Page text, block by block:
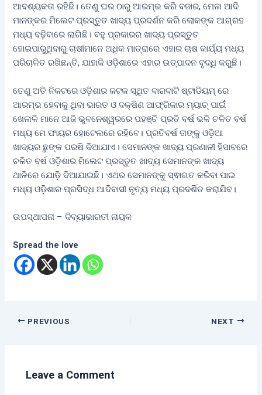
ଆବଶ୍ୟକତା ରହିଛି। ତେଣୁ ଘର ଠାରୁ ଆରମ୍ଭ କରି ବଜାର, ମେଳା ଆଦି
ମାନଙ୍କର ମିଲେଟ ପ୍ରସ୍ତୁତ ଖାଦ୍ୟ ପ୍ରଦର୍ଶନ କରି ଲୋକଙ୍କ ଆଗ୍ରହ
ମଧ୍ୟ ବଢ଼ିବାରେ ଲାଗିଛି। ବହୁ ପ୍ରକାରର ଖାଦ୍ୟ ପ୍ରସ୍ତୁତ
ହୋଇପାରୁଥିବାରୁ ଚାଷୀମାନେ ଅଧିକ ମାତ୍ରାରେ ଏହାର ଚାଷ କାର୍ଯ୍ୟ ମଧ୍ୟ
ପରିଚାଳିତ ରଖିଛନ୍ତି, ଯାହାକି ଓଡ଼ିଶାରେ ଏହାର ଉତ୍ପାଦନ ବୃଦ୍ଧି କରୁଛି।
ତେଣୁ ଅତି ନିକଟରେ ଓଡ଼ିଶାର କଟକ ସ୍ଥିତ ବାରବାଟି ଷ୍ଟାଡିୟମ୍ ରେ
ଆରମ୍ଭ ହେବାକୁ ଥିବା ଭାରତ ଓ ଦକ୍ଷିଣ ଆଫ୍ରିକାର ମ୍ୟାଚ୍ ପାଇଁ
ଖେଳାଳି ମାନେ ଆଜି ଭୁବନେଶ୍ୱରରେ ପହଞ୍ଚି ପ୍ରତି ବର୍ଷ ଭଳି ଚଳିତ ବର୍ଷ
ମଧ୍ୟ ମେ ଫାୟର ହୋଟେଲରେ ରହିବେ। ପ୍ରତିବର୍ଷ ତାଙ୍କୁ ଓଡ଼ିଆ
ଖାଦ୍ୟର ଛୁଙ୍କ ପରଷି ଦିଆଯାଏ। ସେମାନଙ୍କ ଖାଦ୍ୟ ପ୍ରଣାଳୀ ହିସାବରେ
ଚଳିତ ବର୍ଷ ଓଡ଼ିଶାର ମିଲେଟ ପ୍ରସ୍ତୁତ ଖାଦ୍ୟ ସେମାନଙ୍କ ଖାଦ୍ୟ
ଥାଳିରେ ଯୋଡ଼ି ଦିଆଯାଇଛି। ଏଥର ସେମାନଙ୍କୁ ସ୍ଵାଗତ କରିବା ପାଇ
ମଧ୍ୟ ଓଡ଼ିଶାର ପ୍ରସିଦ୍ଧ ଆଦିବାସୀ ନୃତ୍ୟ ମଧ୍ୟ ପ୍ରଦର୍ଶିତ କରାଯିବ।
ଉପସ୍ଥାପନା – ଦିବ୍ୟାଭାରତୀ ନାୟକ
Spread the love
PREVIOUS NEXT
Leave a Comment